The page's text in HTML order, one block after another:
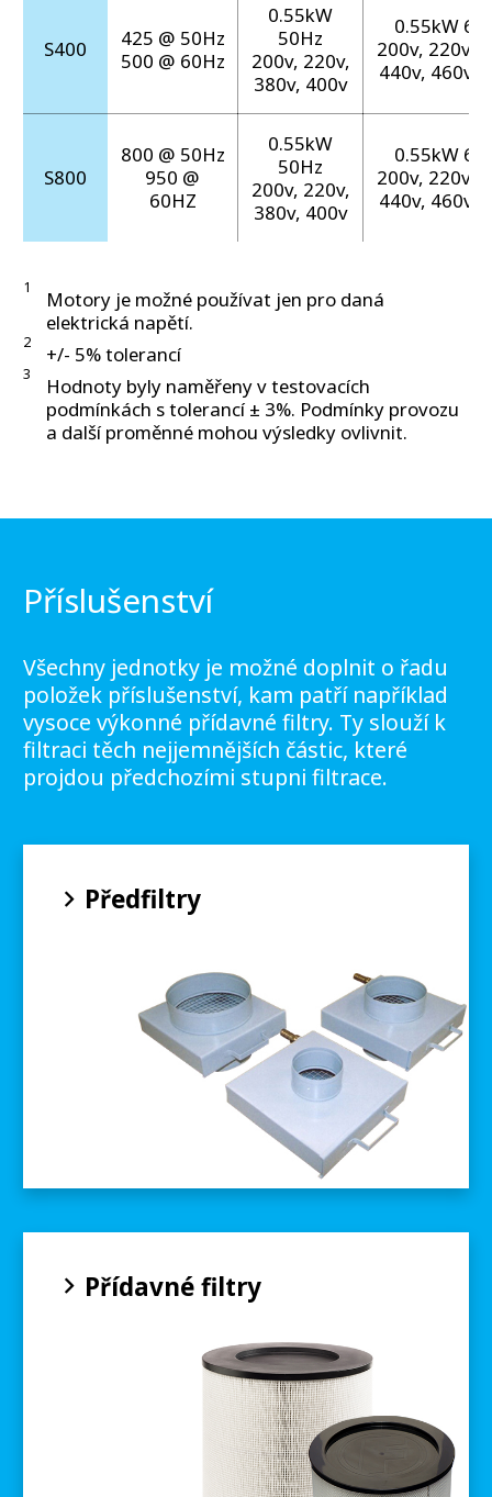
S400
425 @ 50Hz
500 @ 60Hz
0.55kW
50Hz
200v, 220v,
380v, 400v
0.55kW
200v, 220v,
440v, 460v,
S800
800 @ 50Hz
950 @
60HZ
0.55kW
50Hz
200v, 220v,
380v, 400v
0.55kW
200v, 220v,
440v, 460v,
1
Motory je možné používat jen pro daná
elektrická napětí.
2 +/- 5% tolerancí
3
Hodnoty byly naměřeny v testovacích
podmínkách s tolerancí ± 3%. Podmínky provozu
a další proměnné mohou výsledky ovlivnit.
Příslušenství
Všechny jednotky je možné doplnit o řadu
položek příslušenství, kam patří například
vysoce výkonné přídavné filtry. Ty slouží k
filtraci těch nejjemnějších částic, které
projdou předchozími stupni filtrace.
Předfiltry
Přídavné filtry